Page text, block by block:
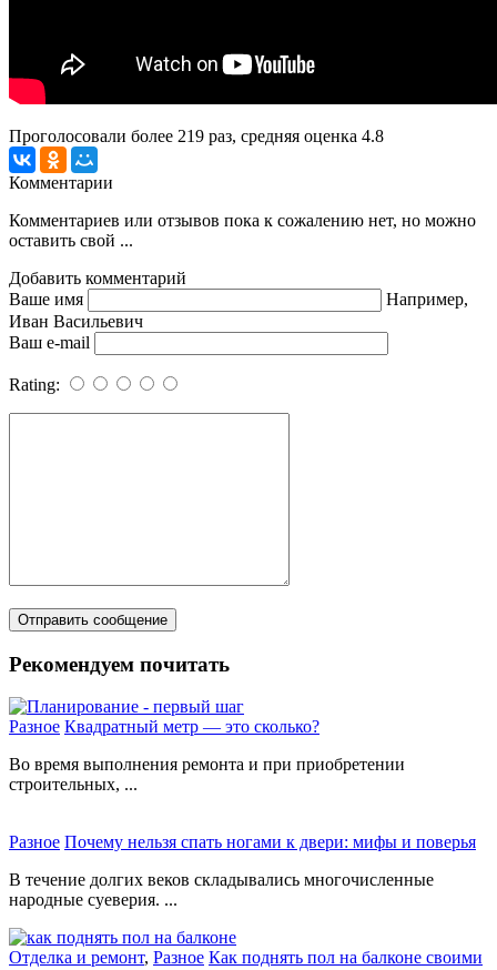
Проголосовали более 219 раз, средняя оценка 4.8
Комментарии
Комментариев или отзывов пока к сожалению нет, но можно
оставить свой ...
Добавить комментарий
Ваше имя
Например,
Иван Васильевич
Ваш e-mail
Rating:
Рекомендуем почитать
Разное Квадратный метр — это сколько?
Во время выполнения ремонта и при приобретении
строительных, ...
Разное Почему нельзя спать ногами к двери: мифы и поверья
В течение долгих веков складывались многочисленные
народные суеверия. ...
Отделка и ремонт, Разное Как поднять пол на балконе своими